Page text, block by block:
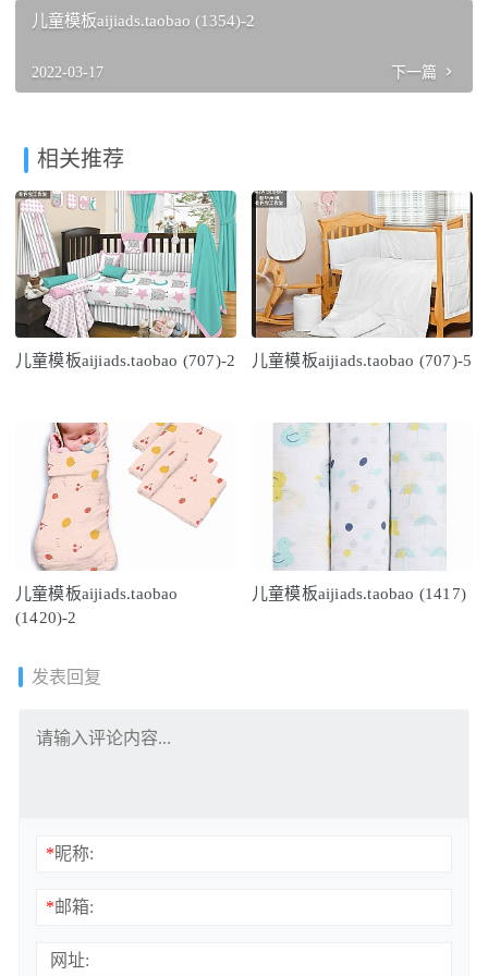
儿童模板aijiads.taobao (1354)-2
2022-03-17 下一篇
相关推荐
儿童模板aijiads.taobao (707)-2 儿童模板aijiads.taobao (707)-5
儿童模板aijiads.taobao
(1420)-2
儿童模板aijiads.taobao (1417)
发表回复
*昵称:
*邮箱:
网址: